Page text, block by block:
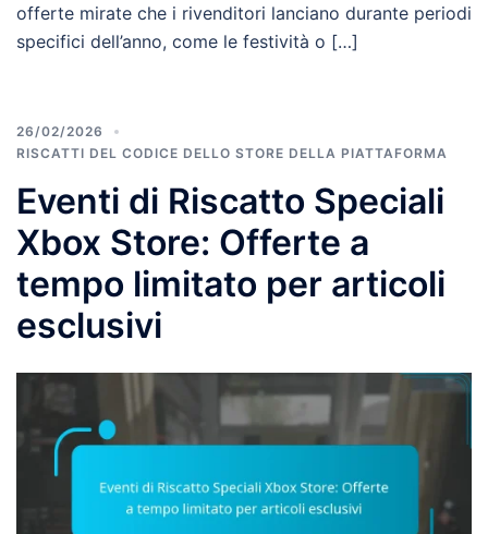
offerte mirate che i rivenditori lanciano durante periodi
specifici dell’anno, come le festività o […]
26/02/2026
RISCATTI DEL CODICE DELLO STORE DELLA PIATTAFORMA
Eventi di Riscatto Speciali
Xbox Store: Offerte a
tempo limitato per articoli
esclusivi